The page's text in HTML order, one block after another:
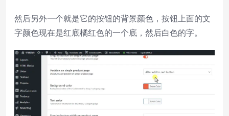
然后另外一个就是它的按钮的背景颜色，按钮上面的文
字颜色现在是红底橘红色的一个底，然后白色的字。